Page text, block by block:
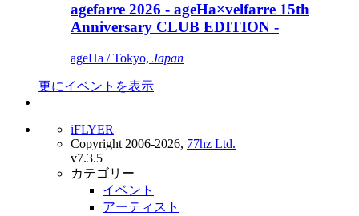
agefarre 2026 - ageHa×velfarre 15th
Anniversary CLUB EDITION -
ageHa / Tokyo, Japan
更にイベントを表示
iFLYER
Copyright 2006-2026, 77hz Ltd.
v7.3.5
カテゴリー
イベント
アーティスト